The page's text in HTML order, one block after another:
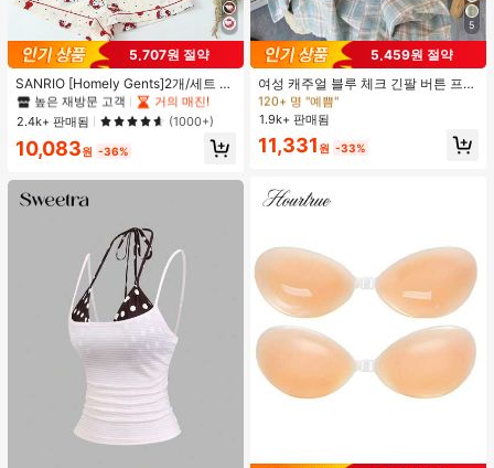
5,707원 절약
SANRIO [Homely Gents]2개/세트 여
성 프린트 라펠 반팔 버튼 포켓 상의
및 보우 반바지 잠옷 세트, 캐주얼 홈
웨어, 봄/여름에 적합
#1 TOP 3위
프라이드 월 여성 파자마 세트
높은 재방문 고객
거의 매진!
#1 TOP 3위
프라이드 월 여성 파자마 세트
높은 재방문 고객
거의 매진!
#1 TOP 3위
프라이드 월 여성 파자마 세트
높은 재방문 고객
거의 매진!
#1 TOP 3위
프라이드 월 여성 파자마 세트
높은 재방문 고객
2.4k+ 판매됨 (1000+)
10,083원 -36%
5
5,459원 절약
여성 캐주얼 블루 체크 긴팔 버튼 프론
트 폴리에스터 셔츠, 레귤러 핏, 봄 의
류, 편안한 스타일
#1 TOP 3위 헐렁한 여성 블라우스
120+ 명 "예쁨"
#1 TOP 3위 헐렁한 여성 블라우스
120+ 명 "예쁨"
#1 TOP 3위 헐렁한 여성 블라우스
120+ 명 "예쁨"
#1 TOP 3위
120+ 명 "예쁨"
1.9k+ 판매됨
11,331 원 -33%